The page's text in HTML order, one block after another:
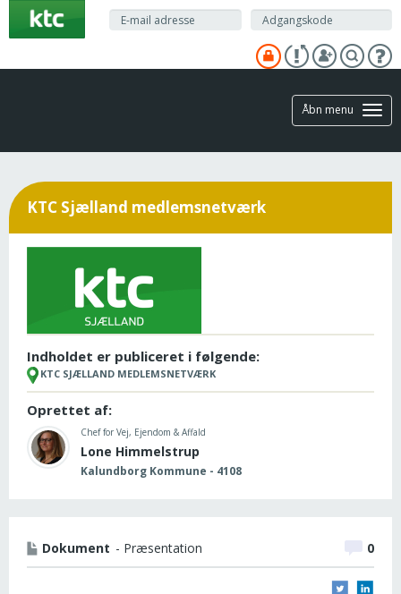
hovedindhold
Åbn menu
KTC Sjælland medlemsnetværk
Indholdet er publiceret i følgende:
KTC SJÆLLAND MEDLEMSNETVÆRK
Oprettet af:
Chef for Vej, Ejendom & Affald
Lone Himmelstrup
Kalundborg Kommune - 4108
Dokument - Præsentation 0